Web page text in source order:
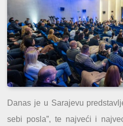
Danas je u Sarajevu
sebi posla”, te najveći i